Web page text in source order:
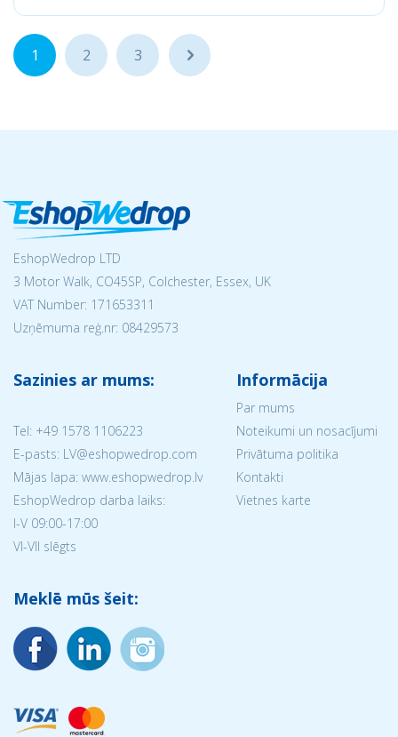
1 2 3 ...
EshopWedrop LTD
3 Motor Walk, CO45SP, Colchester, Essex, UK
VAT Number: 171653311
Uzņēmuma reģ.nr: 08429573
Sazinies ar mums:
Tel: +49 1578 1106223
E-pasts: LV@eshopwedrop.com
Mājas lapa: www.eshopwedrop.lv
EshopWedrop darba laiks:
I-V 09:00-17:00
VI-VII slēgts
Informācija
Par mums
Noteikumi un nosacījumi
Privātuma politika
Kontakti
Vietnes karte
Meklē mūs šeit: